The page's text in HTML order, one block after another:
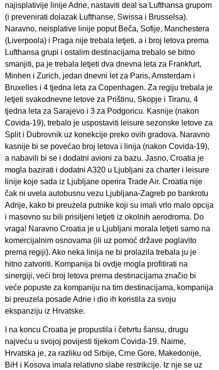
najisplativije linije Adrie, nastaviti deal sa Lufthansa grupom
(i prevenirati dolazak Lufthanse, Swissa i Brusselsa).
Naravno, neisplative linije poput Beča, Sofije, Manchestera
(Liverpoola) i Praga nije trebala letjeti, a i broj letova prema
Lufthansa grupi i ostalim destinacijama trebalo se bitno
smanjiti, pa je trebala letjeti dva dnevna leta za Frankfurt,
Minhen i Zurich, jedan dnevni let za Paris, Amsterdam i
Bruxelles i 4 tjedna leta za Copenhagen. Za regiju trebala je
letjeti svakodnevne letove za Prištinu, Skopje i Tiranu, 4
tjedna leta za Sarajevo i 3 za Podgoricu. Kasnije (nakon
Covida-19), trebalo je uspostaviti leisure sezonske letove za
Split i Dubrovnik uz konekcije preko ovih gradova. Naravno
kasnije bi se povećao broj letova i linija (nakon Covida-19),
a nabavili bi se i dodatni avioni za bazu. Jasno, Croatia je
mogla bazirati i dodatni A320 u Ljubljani za charter i leisure
linije koje sada iz Ljubljane operira Trade Air. Croatia nije
čak ni uvela autobusnu vezu Ljubljana-Zagreb po bankrotu
Adrije, kako bi preuzela putnike koji su imali vrlo malo opcija
i masovno su bili prisiljeni letjeti iz okolnih aerodroma. Do
vraga! Naravno Croatia je u Ljubljani morala letjeti samo na
komercijalnim osnovama (ili uz pomoć države poglavito
prema regiji). Ako neka linija ne bi prolazila trebala ju je
hitno zatvoriti. Kompanija bi ovdje mogla profitirati na
sinergiji, veći broj letova prema destinacijama značio bi
veće popuste za kompaniju na tim destinacijama, kompanija
bi preuzela posade Adrie i dio ih koristila za svoju
ekspanziju iz Hrvatske.
I na koncu Croatia je propustila i četvrtu šansu, drugu
najveću u svojoj povijesti tijekom Covida-19. Naime,
Hrvatska je, za razliku od Srbije, Crne Gore, Makedonije,
BiH i Kosova imala relativno slabe restrikcije. Iz nje se uz